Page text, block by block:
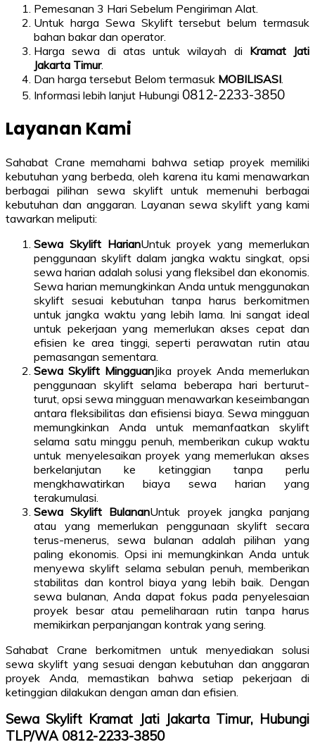
Pemesanan 3 Hari Sebelum Pengiriman Alat.
Untuk harga Sewa Skylift tersebut belum termasuk
bahan bakar dan operator.
Harga sewa di atas untuk wilayah di Kramat Jati
Jakarta Timur.
Dan harga tersebut Belom termasuk MOBILISASI
Informasi lebih lanjut Hubungi 0812-2233-3850
Layanan Kami
Sahabat Crane memahami bahwa setiap proyek memiliki
kebutuhan yang berbeda, oleh karena itu kami menawarkan
berbagai pilihan sewa skylift untuk memenuhi berbagai
kebutuhan dan anggaran. Layanan sewa skylift yang kami
tawarkan meliputi:
Sewa Skylift HarianUntuk proyek yang memerlukan
penggunaan skylift dalam jangka waktu singkat, opsi
sewa harian adalah solusi yang fleksibel dan ekonomis.
Sewa harian memungkinkan Anda untuk menggunakan
skylift sesuai kebutuhan tanpa harus berkomitmen
untuk jangka waktu yang lebih lama. Ini sangat ideal
untuk pekerjaan yang memerlukan akses cepat dan
efisien ke area tinggi, seperti perawatan rutin atau
pemasangan sementara.
Sewa Skylift MingguanJika proyek Anda memerlukan
penggunaan skylift selama beberapa hari berturut-
turut, opsi sewa mingguan menawarkan keseimbangan
antara fleksibilitas dan efisiensi biaya. Sewa mingguan
memungkinkan Anda untuk memanfaatkan skylift
selama satu minggu penuh, memberikan cukup waktu
untuk menyelesaikan proyek yang memerlukan akses
berkelanjutan ke ketinggian tanpa perlu
mengkhawatirkan biaya sewa harian yang
terakumulasi.
Sewa Skylift BulananUntuk proyek jangka panjang
atau yang memerlukan penggunaan skylift secara
terus-menerus, sewa bulanan adalah pilihan yang
paling ekonomis. Opsi ini memungkinkan Anda untuk
menyewa skylift selama sebulan penuh, memberikan
stabilitas dan kontrol biaya yang lebih baik. Dengan
sewa bulanan, Anda dapat fokus pada penyelesaian
proyek besar atau pemeliharaan rutin tanpa harus
memikirkan perpanjangan kontrak yang sering.
Sahabat Crane berkomitmen untuk menyediakan solusi
sewa skylift yang sesuai dengan kebutuhan dan anggaran
proyek Anda, memastikan bahwa setiap pekerjaan di
ketinggian dilakukan dengan aman dan efisien.
Sewa Skylift Kramat Jati Jakarta Timur, Hubungi
TLP/WA 0812-2233-3850